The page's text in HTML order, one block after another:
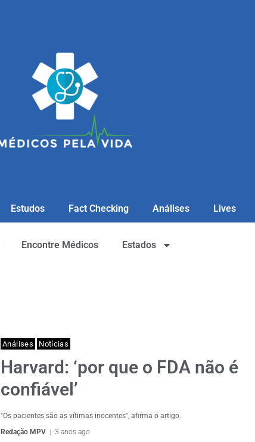
Estudos Fact Checking Análises Lives
Encontre Médicos Estados
Análises Notícias
Harvard: ‘por que o FDA não é
confiável’
"Os pacientes são as vítimas inocentes", afirma o artigo.
Redação MPV
3 anos ago